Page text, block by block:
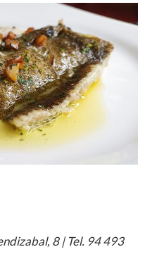
8 | Tel. 94 493